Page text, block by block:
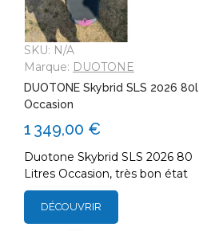
SKU: N/A
Marque: DUOTONE
DUOTONE Skybrid SLS 2026 80l
Occasion
1 349,00 €
Duotone Skybrid SLS 2026 80
Litres Occasion, très bon état
DÉCOUVRIR